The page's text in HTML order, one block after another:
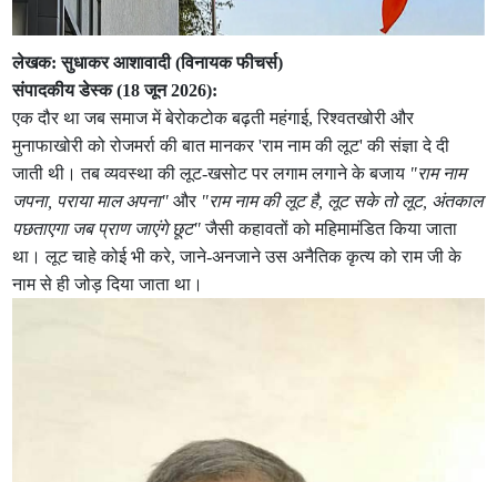
लेखक: सुधाकर आशावादी (विनायक फीचर्स)
संपादकीय डेस्क (18 जून 2026):
एक दौर था जब समाज में बेरोकटोक बढ़ती महंगाई, रिश्वतखोरी और
मुनाफाखोरी को रोजमर्रा की बात मानकर 'राम नाम की लूट' की संज्ञा दे दी
जाती थी। तब व्यवस्था की लूट-खसोट पर लगाम लगाने के बजाय "राम नाम
जपना, पराया माल अपना" और "राम नाम की लूट है, लूट सके तो लूट, अंतकाल
पछताएगा जब प्राण जाएंगे छूट"जैसी कहावतों को महिमामंडित किया जाता
था। लूट चाहे कोई भी करे, जाने-अनजाने उस अनैतिक कृत्य को राम जी के
नाम से ही जोड़ दिया जाता था।